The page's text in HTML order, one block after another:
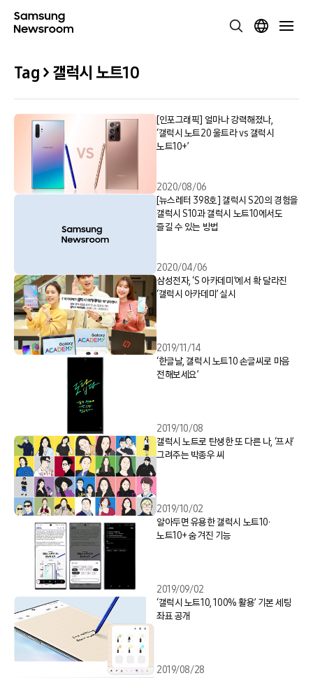
Tag > 갤럭시 노트10
[인포그래픽] 얼마나 강력해졌나,
‘갤럭시 노트20 울트라 vs 갤럭시
노트10+’
2020/08/06
[뉴스레터 398호] 갤럭시 S20의 경험을
갤럭시 S10과 갤럭시 노트10에서도
즐길 수 있는 방법
2020/04/06
삼성전자, ‘S 아카데미’에서 확 달라진
‘갤럭시 아카데미’ 실시
2019/11/14
‘한글날, 갤럭시 노트10 손글씨로 마음
전해보세요’
2019/10/08
갤럭시 노트로 탄생한 또 다른 나, ‘프사’
그려주는 박종우 씨
2019/10/02
알아두면 유용한 갤럭시 노트10·
노트10+ 숨겨진 기능
2019/09/02
‘갤럭시 노트10, 100% 활용’ 기본 세팅
좌표 공개
2019/08/28